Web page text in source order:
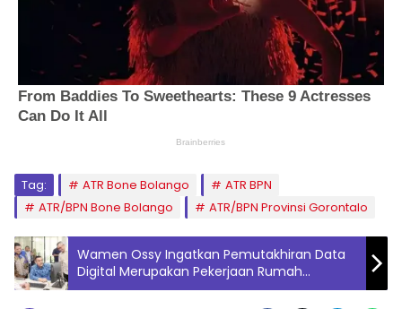
Tag: ATR Bone Bolango
ATR BPN
ATR/BPN Bone Bolango
ATR/BPN Provinsi Gorontalo
Wamen Ossy Ingatkan Pemutakhiran Data
Digital Merupakan Pekerjaan Rumah
Bersama